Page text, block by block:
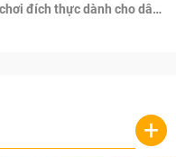
đích thực dành cho dân
+